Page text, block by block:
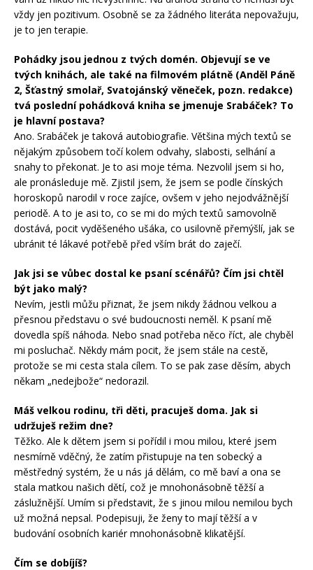
vždy jen pozitivum. Osobně se za žádného literáta nepovažuju,
je to jen terapie.
Pohádky jsou jednou z tvých domén. Objevují se ve
tvých knihách, ale také na filmovém plátně (Anděl Páně
2, Šťastný smolař, Svatojánský věneček, pozn. redakce)
tvá poslední pohádková kniha se jmenuje Srabáček? To
je hlavní postava?
Ano. Srabáček je taková autobiografie. Většina mých textů se
nějakým způsobem točí kolem odvahy, slabosti, selhání a
snahy to překonat. Je to asi moje téma. Nezvolil jsem si ho,
ale pronásleduje mě. Zjistil jsem, že jsem se podle čínských
horoskopů narodil v roce zajíce, ovšem v jeho nejodvážnější
periodě. A to je asi to, co se mi do mých textů samovolně
dostává, pocit vyděšeného ušáka, co usilovně přemýšlí, jak se
ubránit té lákavé potřebě před vším brát do zaječí.
Jak jsi se vůbec dostal ke psaní scénářů? Čím jsi chtěl
být jako malý?
Nevím, jestli můžu přiznat, že jsem nikdy žádnou velkou a
přesnou představu o své budoucnosti neměl. K psaní mě
dovedla spíš náhoda. Nebo snad potřeba něco říct, ale chyběl
mi posluchač. Někdy mám pocit, že jsem stále na cestě,
protože se mi cesta stala cílem. To se pak zase děsím, abych
někam „nedejbože“ nedorazil.
Máš velkou rodinu, tři děti, pracuješ doma. Jak si
udržuješ režim dne?
Těžko. Ale k dětem jsem si pořídil i mou milou, které jsem
nesmírně vděčný, že zatím přistupuje na ten sobecký a
městředný systém, že u nás já dělám, co mě baví a ona se
stala matkou našich dětí, což je mnohonásobně těžší a
záslužnější. Umím si představit, že s jinou milou nemilou bych
už možná nepsal. Podepisuji, že ženy to mají těžší a v
budování osobních kariér mnohonásobně klikatější.
Čím se dobíjíš?